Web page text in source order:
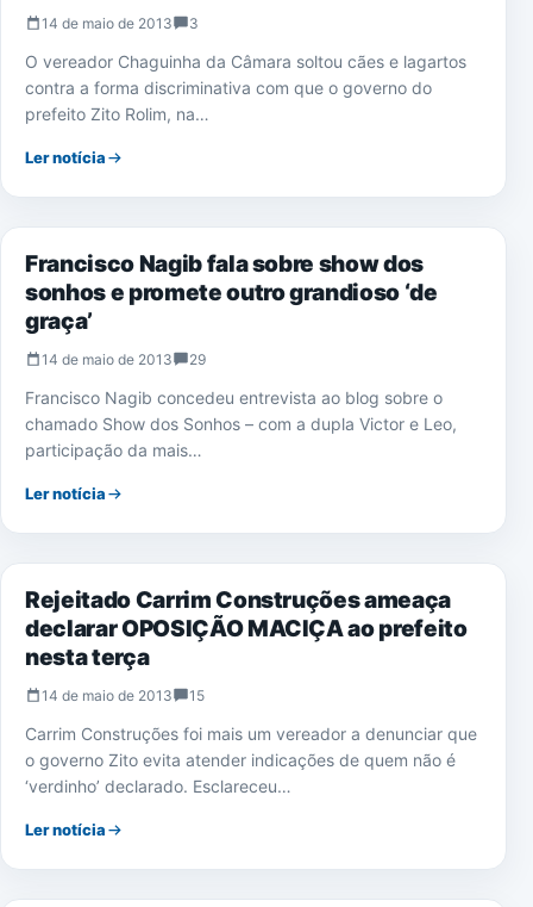
14 de maio de 2013 3
O vereador Chaguinha da Câmara soltou cães e lagartos
contra a forma discriminativa com que o governo do
prefeito Zito Rolim, na…
Ler notícia
NOTÍCIAS
Francisco Nagib fala sobre show dos
sonhos e promete outro grandioso ‘de
graça’
14 de maio de 2013 29
Francisco Nagib concedeu entrevista ao blog sobre o
chamado Show dos Sonhos – com a dupla Victor e Leo,
participação da mais…
Ler notícia
POLÍTICA
Rejeitado Carrim Construções ameaça
declarar OPOSIÇÃO MACIÇA ao prefeito
nesta terça
14 de maio de 2013 15
Carrim Construções foi mais um vereador a denunciar que
o governo Zito evita atender indicações de quem não é
‘verdinho’ declarado. Esclareceu…
Ler notícia
EDUCAÇÃO